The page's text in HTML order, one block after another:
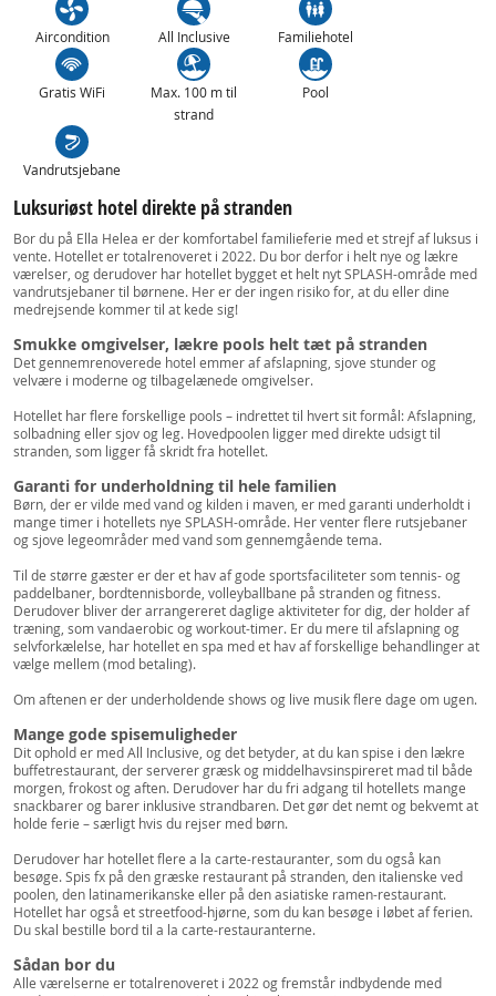
Aircondition All Inclusive Familiehotel
Gratis WiFi
Max. 100 m til
strand
Pool
Vandrutsjebane
Luksuriøst hotel direkte på stranden
Bor du på Ella Helea er der komfortabel familieferie med et strejf af luksus i
vente. Hotellet er totalrenoveret i 2022. Du bor derfor i helt nye og lækre
værelser, og derudover har hotellet bygget et helt nyt SPLASH-område med
vandrutsjebaner til børnene. Her er der ingen risiko for, at du eller dine
medrejsende kommer til at kede sig!
Smukke omgivelser, lækre pools helt tæt på stranden
Det gennemrenoverede hotel emmer af afslapning, sjove stunder og
velvære i moderne og tilbagelænede omgivelser.
Hotellet har flere forskellige pools – indrettet til hvert sit formål: Afslapning,
solbadning eller sjov og leg. Hovedpoolen ligger med direkte udsigt til
stranden, som ligger få skridt fra hotellet.
Garanti for underholdning til hele familien
Børn, der er vilde med vand og kilden i maven, er med garanti underholdt i
mange timer i hotellets nye SPLASH-område. Her venter flere rutsjebaner
og sjove legeområder med vand som gennemgående tema.
Til de større gæster er der et hav af gode sportsfaciliteter som tennis- og
paddelbaner, bordtennisborde, volleyballbane på stranden og fitness.
Derudover bliver der arrangereret daglige aktiviteter for dig, der holder af
træning, som vandaerobic og workout-timer. Er du mere til afslapning og
selvforkælelse, har hotellet en spa med et hav af forskellige behandlinger at
vælge mellem (mod betaling).
Om aftenen er der underholdende shows og live musik flere dage om ugen.
Mange gode spisemuligheder
Dit ophold er med All Inclusive, og det betyder, at du kan spise i den lækre
buffetrestaurant, der serverer græsk og middelhavsinspireret mad til både
morgen, frokost og aften. Derudover har du fri adgang til hotellets mange
snackbarer og barer inklusive strandbaren. Det gør det nemt og bekvemt at
holde ferie – særligt hvis du rejser med børn.
Derudover har hotellet flere a la carte-restauranter, som du også kan
besøge. Spis fx på den græske restaurant på stranden, den italienske ved
poolen, den latinamerikanske eller på den asiatiske ramen-restaurant.
Hotellet har også et streetfood-hjørne, som du kan besøge i løbet af ferien.
Du skal bestille bord til a la carte-restauranterne.
Sådan bor du
Alle værelserne er totalrenoveret i 2022 og fremstår indbydende med